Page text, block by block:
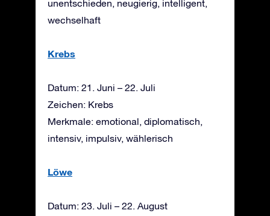
unentschieden, neugierig, intelligent,
wechselhaft
Krebs
Datum: 21. Juni – 22. Juli
Zeichen: Krebs
Merkmale: emotional, diplomatisch,
intensiv, impulsiv, wählerisch
Löwe
Datum: 23. Juli – 22. August